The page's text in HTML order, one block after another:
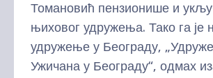
Томановић пензионише и
њиховог удружења. Тако га је
удружење у Београду,
Ужичана у Београду“, одмах